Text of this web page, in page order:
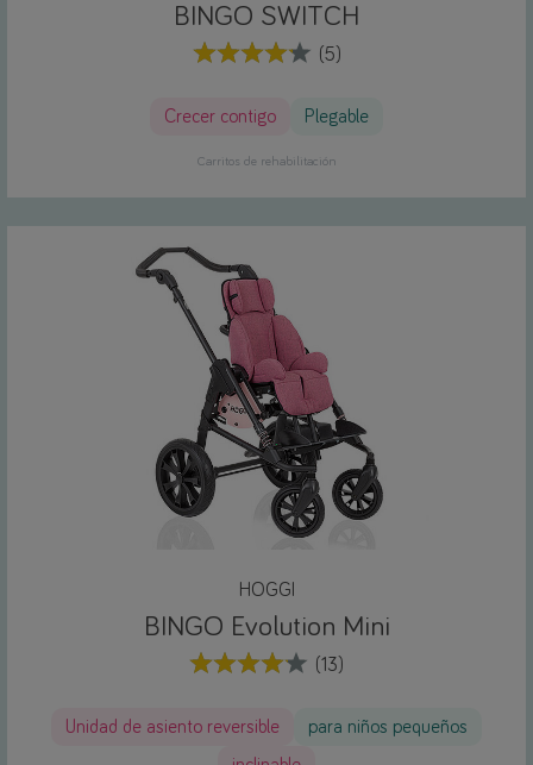
BINGO SWITCH
(5)
Crecer contigo Plegable
Carritos de rehabilitación
HOGGI
BINGO Evolution Mini
(13)
Unidad de asiento reversible
para niños pequeños